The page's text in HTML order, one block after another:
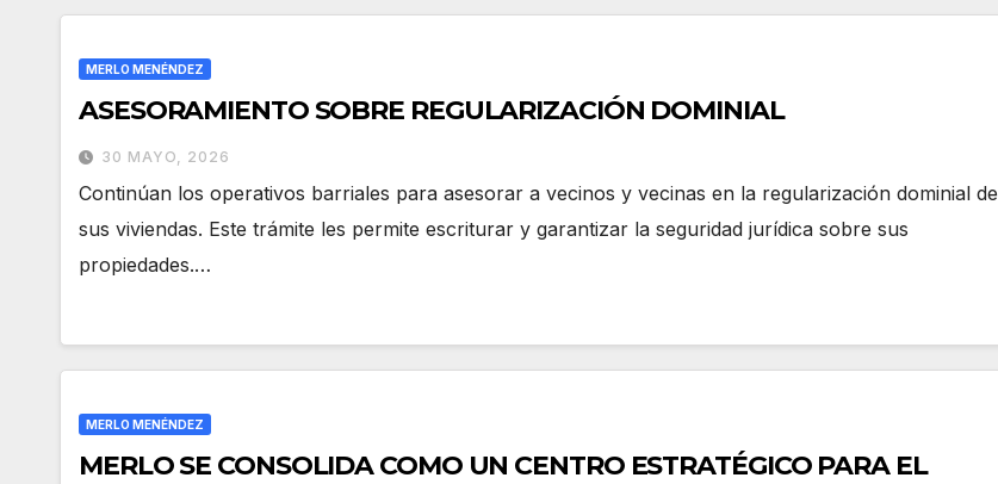
MERLO MENÉNDEZ
ASESORAMIENTO SOBRE REGULARIZACIÓN DOMINIAL
30 MAYO, 2026
Continúan los operativos barriales para asesorar a vecinos y vecinas en la regularización dominial de
sus viviendas. Este trámite les permite escriturar y garantizar la seguridad jurídica sobre sus
propiedades.…
MERLO MENÉNDEZ
MERLO SE CONSOLIDA COMO UN CENTRO ESTRATÉGICO PARA EL